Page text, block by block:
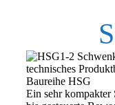
Baureihe HSG
Ein sehr